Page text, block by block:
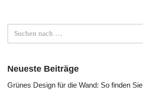
Neueste Beiträge
Grünes Design für die Wand: So finden